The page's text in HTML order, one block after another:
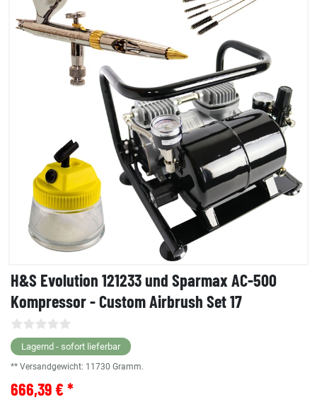
H&S Evolution 121233 und Sparmax AC-500
Kompressor - Custom Airbrush Set 17
Lagernd - sofort lieferbar
** Versandgewicht: 11730 Gramm.
666,39 € *